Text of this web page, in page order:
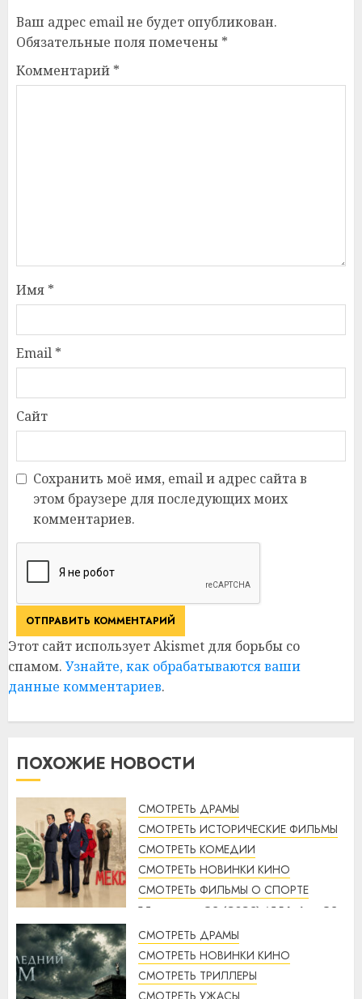
Ваш адрес email не будет опубликован.
Обязательные поля помечены *
Комментарий *
Имя *
Email *
Сайт
Сохранить моё имя, email и адрес сайта в
этом браузере для последующих моих
комментариев.
Этот сайт использует Akismet для борьбы со
спамом. Узнайте, как обрабатываются ваши
данные комментариев.
ПОХОЖИЕ НОВОСТИ
СМОТРЕТЬ ДРАМЫ
СМОТРЕТЬ ИСТОРИЧЕСКИЕ ФИЛЬМЫ
СМОТРЕТЬ КОМЕДИИ
СМОТРЕТЬ НОВИНКИ КИНО
СМОТРЕТЬ ФИЛЬМЫ О СПОРТЕ
Мексика-86 (2026) / México 86
смотреть онлайн
16:58 10.08.2026
СМОТРЕТЬ ДРАМЫ
СМОТРЕТЬ НОВИНКИ КИНО
СМОТРЕТЬ ТРИЛЛЕРЫ
СМОТРЕТЬ УЖАСЫ